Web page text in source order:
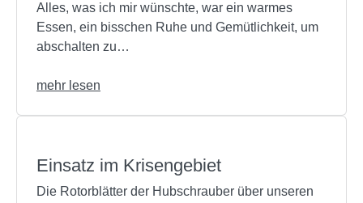
Alles, was ich mir wünschte, war ein warmes
Essen, ein bisschen Ruhe und Gemütlichkeit, um
abschalten zu…
mehr lesen
Einsatz im Krisengebiet
Die Rotorblätter der Hubschrauber über unseren